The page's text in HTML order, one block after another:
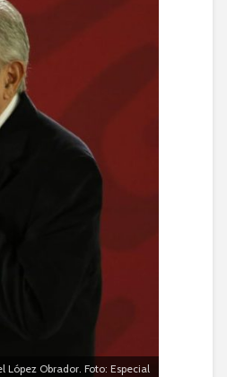
López Obrador. Foto: Especial